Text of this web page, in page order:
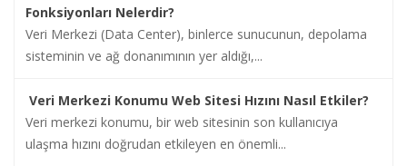
Fonksiyonları Nelerdir?
Veri Merkezi (Data Center), binlerce sunucunun, depolama
sisteminin ve ağ donanımının yer aldığı,...
Veri Merkezi Konumu Web Sitesi Hızını Nasıl Etkiler?
Veri merkezi konumu, bir web sitesinin son kullanıcıya
ulaşma hızını doğrudan etkileyen en önemli...